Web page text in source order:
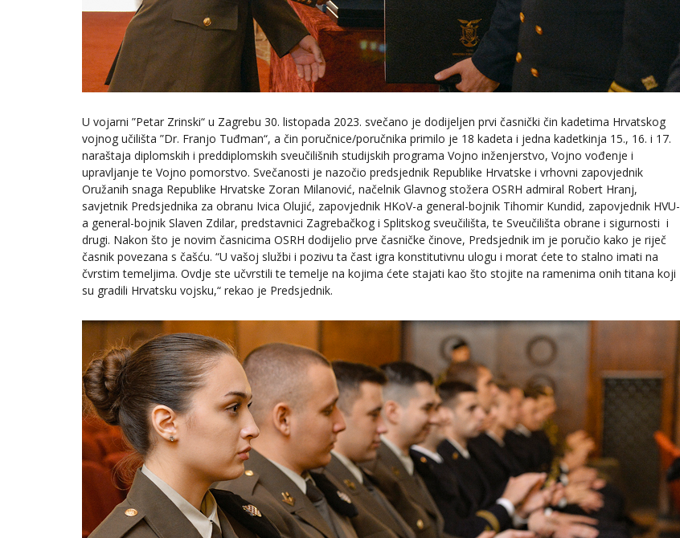
U vojarni ”Petar Zrinski“ u Zagrebu 30. listopada 2023. svečano je dodijeljen prvi časnički čin kadetima Hrvatskog
vojnog učilišta ”Dr. Franjo Tuđman“, a čin poručnice/poručnika primilo je 18 kadeta i jedna kadetkinja 15., 16. i 17.
naraštaja diplomskih i preddiplomskih sveučilišnih studijskih programa Vojno inženjerstvo, Vojno vođenje i
upravljanje te Vojno pomorstvo. Svečanosti je nazočio predsjednik Republike Hrvatske i vrhovni zapovjednik
Oružanih snaga Republike Hrvatske Zoran Milanović, načelnik Glavnog stožera OSRH admiral Robert Hranj,
savjetnik Predsjednika za obranu Ivica Olujić, zapovjednik HKoV-a general-bojnik Tihomir Kundid, zapovjednik HVU-
a general-bojnik Slaven Zdilar, predstavnici Zagrebačkog i Splitskog sveučilišta, te Sveučilišta obrane i sigurnosti i
drugi. Nakon što je novim časnicima OSRH dodijelio prve časničke činove, Predsjednik im je poručio kako je riječ
časnik povezana s čašću. “U vašoj službi i pozivu ta čast igra konstitutivnu ulogu i morat ćete to stalno imati na
čvrstim temeljima. Ovdje ste učvrstili te temelje na kojima ćete stajati kao što stojite na ramenima onih titana koji
su gradili Hrvatsku vojsku,“ rekao je Predsjednik.